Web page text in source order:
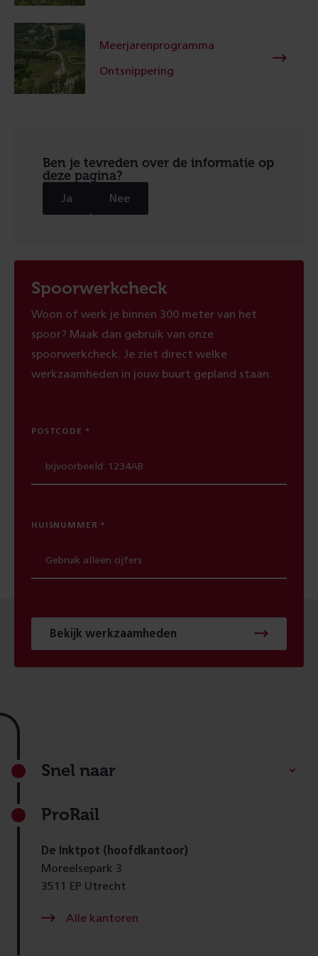
Meerjaren­programma
Ontsnippering
Ben je tevreden over de informatie op
deze pagina?
Ja Nee
Spoorwerkcheck
Woon of werk je binnen 300 meter van het
spoor? Maak dan gebruik van onze
spoorwerkcheck. Je ziet direct welke
werkzaamheden in jouw buurt gepland staan.
POSTCODE
HUISNUMMER
Bekijk werkzaamheden
Footer
Snel naar
ProRail
De Inktpot (hoofdkantoor)
Moreelsepark 3
3511 EP Utrecht
Alle kantoren